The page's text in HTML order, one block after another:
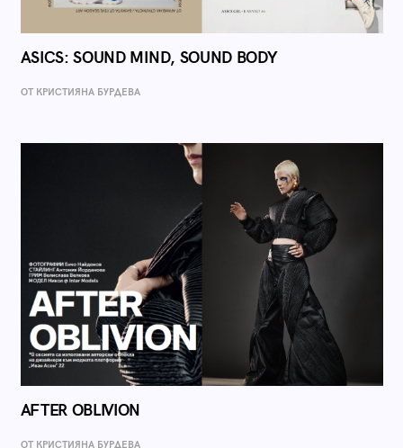
ASICS: SOUND MIND, SOUND BODY
ОТ КРИСТИЯНА БУРДЕВА
AFTER OBLIVION
ОТ КРИСТИЯНА БУРДЕВА